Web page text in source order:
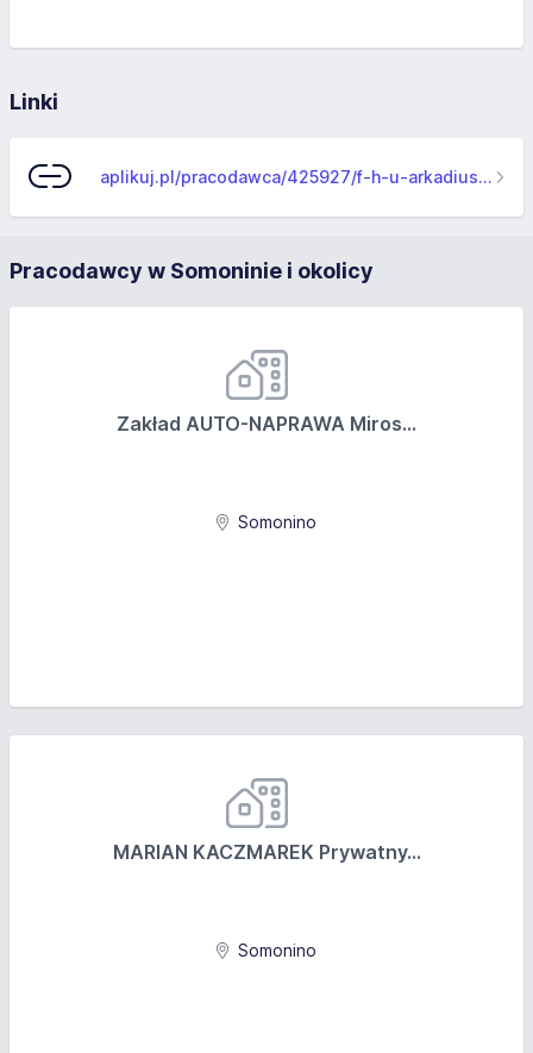
Linki
aplikuj.pl/pracodawca/425927/f-h-u-arkadiusz-adamczyk
Pracodawcy w Somoninie i okolicy
Zakład AUTO-NAPRAWA Miros...
Somonino
MARIAN KACZMAREK Prywatny...
Somonino